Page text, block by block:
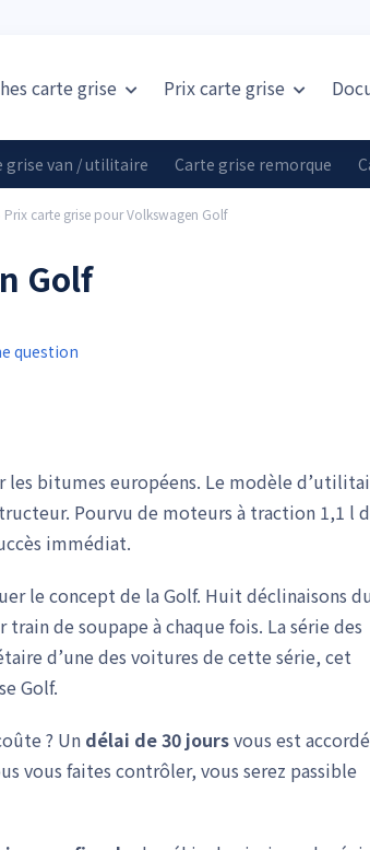
carte grise Prixcarte grise
grise van / utilitaire Carte grise remorque
Prix carte grise pour Volkswagen Golf
Golf
question
les bitumes européens. Le modèle
Pourvu de moteurs à traction 1,1 l
immédiat.
le concept de la Golf. Huit déclinaisons
de soupape à chaque fois. La série des
d’une des voitures de cette série, cet
Golf.
? Un délai de 30 joursvous est accordé
vous faites contrôler, vous serez passible